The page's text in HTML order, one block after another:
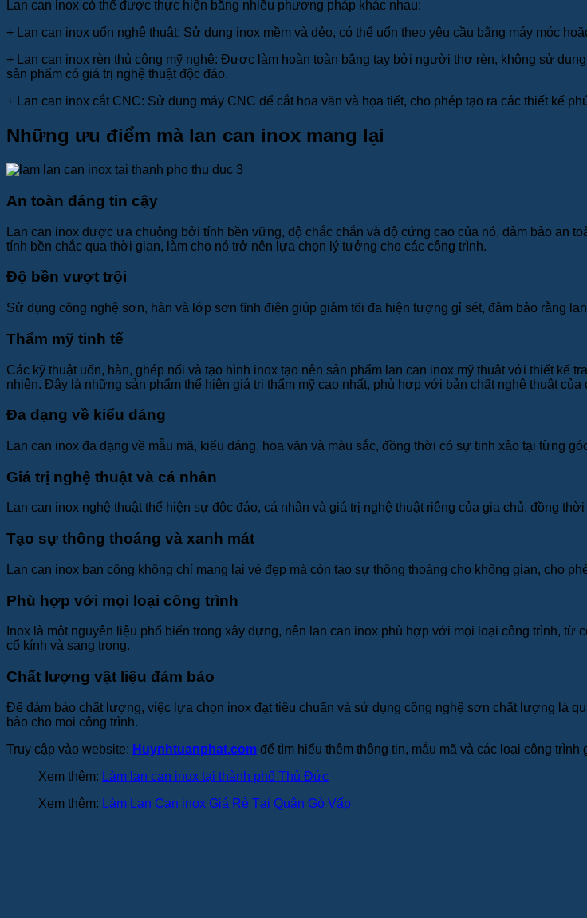
Lan can inox có thể được thực hiện bằng nhiều phương pháp khác nhau:
+
Lan can inox uốn nghệ thuật: Sử dụng inox mềm và dẻo, có thể uốn theo yêu cầu bằng máy móc
+
Lan can inox rèn thủ công mỹ nghệ: Được làm hoàn toàn bằng tay bởi người thợ rèn, không sử
sản phẩm có giá trị nghệ thuật độc đáo.
+
Lan can inox cắt CNC: Sử dụng máy CNC để cắt hoa văn và họa tiết, cho phép tạo ra các thiết kế
Những ưu điểm mà lan can inox mang lại
An toàn đáng tin cậy
Lan can inox được ưa chuộng bởi tính bền vững, độ chắc chắn và độ cứng cao của nó, đảm bảo an
tính bền chắc qua thời gian, làm cho nó trở nên lựa chọn lý tưởng cho các công trình.
Độ bền vượt trội
Sử dụng công nghệ sơn, hàn và lớp sơn tĩnh điện giúp giảm tối đa hiện tượng gỉ sét, đảm bảo rằng
Thẩm mỹ tinh tế
Các kỹ thuật uốn, hàn, ghép nối và tạo hình inox tạo nên sản phẩm lan can inox mỹ thuật với thiết kế
nhiên. Đây là những sản phẩm thể hiện giá trị thẩm mỹ cao nhất, phù hợp với bản chất nghệ thuật của
Đa dạng về kiểu dáng
Lan can inox đa dạng về mẫu mã, kiểu dáng, hoa văn và màu sắc, đồng thời có sự tinh xảo tại từng
Giá trị nghệ thuật và cá nhân
Lan can inox nghệ thuật thể hiện sự độc đáo, cá nhân và giá trị nghệ thuật riêng của gia chủ, đồng
Tạo sự thông thoáng và xanh mát
Lan can inox ban công không chỉ mang lại vẻ đẹp mà còn tạo sự thông thoáng cho không gian, cho
Phù hợp với mọi loại công trình
Inox là một nguyên liệu phổ biến trong xây dựng, nên lan can inox phù hợp với mọi loại công trình,
cổ kính và sang trọng.
Chất lượng vật liệu đảm bảo
Để đảm bảo chất lượng, việc lựa chọn inox đạt tiêu chuẩn và sử dụng công nghệ sơn chất lượng là
bảo cho mọi công trình.
Truy cập vào website: Huynhtuanphat.com để tìm hiểu thêm thông tin, mẫu mã và các loại công trình
Xem thêm: Làm lan can inox tại thành phố Thủ Đức
Xem thêm: Làm Lan Can inox Giá Rẻ Tại Quận Gò Vấp